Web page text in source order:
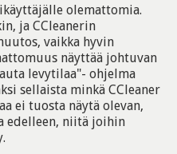
olemattomia.
ja CCleanerin
vaikka hyvin
näyttää johtuvan
levytilaa"- ohjelma
sellaista minkä CCleaner
ei tuosta näytä olevan,
edelleen, niitä joihin